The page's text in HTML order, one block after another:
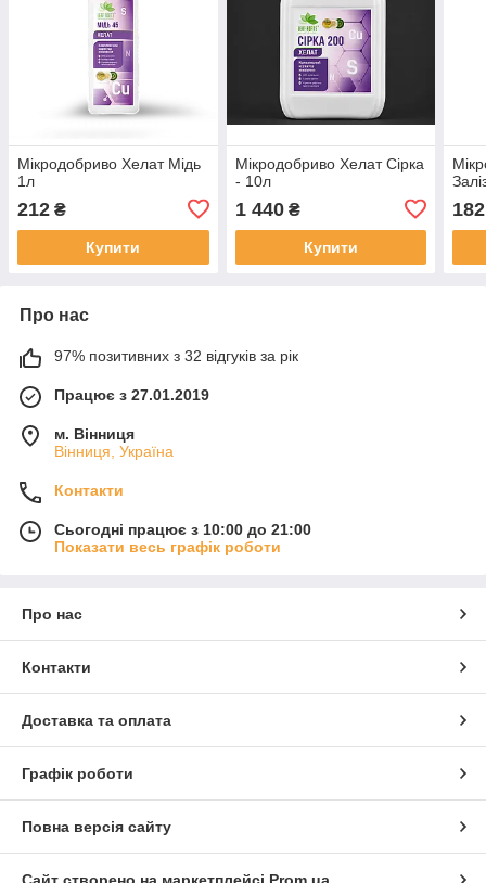
Мiкродобриво Хелат Мідь
1л
212 ₴
Купити
Мiкродобриво Хелат Сірка
- 10л
1 440₴
Купити
182
Про нас
97% позитивних з 32 відгуків за рік
Працює з 27.01.2019
м. Вінниця
Вінниця, Україна
Контакти
Сьогодні працює з 10:00 до 21:00
Показати весь графік роботи
Про нас
Контакти
Доставка та оплата
Графік роботи
Повна версія сайту